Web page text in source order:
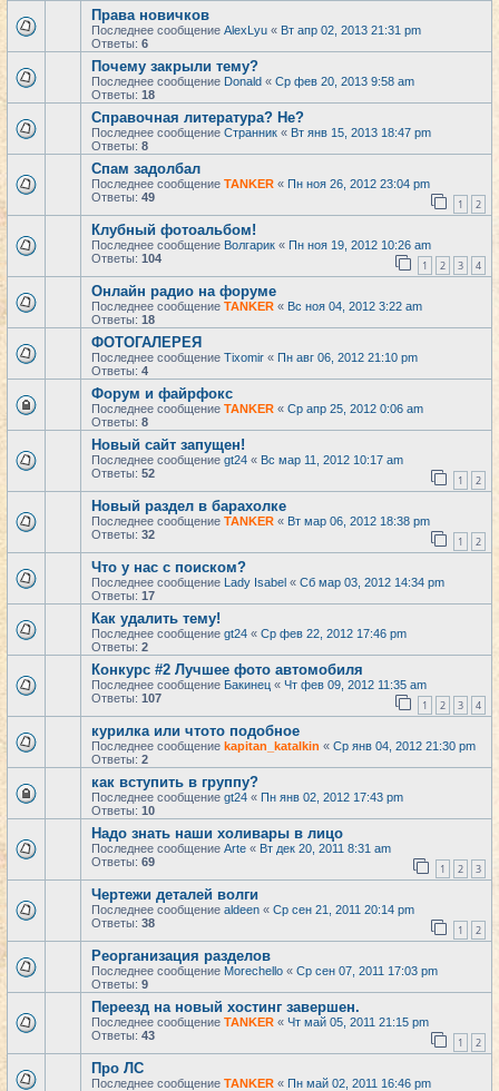
Права новичков
Последнее сообщение AlexLyu « Вт апр 02, 2013 21:31 pm
Ответы: 6
Почему закрыли тему?
Последнее сообщение Donald « Ср фев 20, 2013 9:58 am
Ответы: 18
Справочная литература? Не?
Последнее сообщение Странник « Вт янв 15, 2013 18:47 pm
Ответы: 8
Спам задолбал
Последнее сообщение TANKER « Пн ноя 26, 2012 23:04 pm
Ответы: 49 1 2
Клубный фотоальбом!
Последнее сообщение Волгарик « Пн ноя 19, 2012 10:26 am
Ответы: 104 1 2 3 4
Онлайн радио на форуме
Последнее сообщение TANKER « Вс ноя 04, 2012 3:22 am
Ответы: 18
ФОТОГАЛЕРЕЯ
Последнее сообщение Tixomir « Пн авг 06, 2012 21:10 pm
Ответы: 4
Форум и файрфокс
Последнее сообщение TANKER « Ср апр 25, 2012 0:06 am
Ответы: 8
Новый сайт запущен!
Последнее сообщение gt24 « Вс мар 11, 2012 10:17 am
Ответы: 52 1 2
Новый раздел в барахолке
Последнее сообщение TANKER « Вт мар 06, 2012 18:38 pm
Ответы: 32 1 2
Что у нас с поиском?
Последнее сообщение Lady Isabel « Сб мар 03, 2012 14:34 pm
Ответы: 17
Как удалить тему!
Последнее сообщение gt24 « Ср фев 22, 2012 17:46 pm
Ответы: 2
Конкурс #2 Лучшее фото автомобиля
Последнее сообщение Бакинец « Чт фев 09, 2012 11:35 am
Ответы: 107 1 2 3 4
курилка или чтото подобное
Последнее сообщение kapitan_katalkin « Ср янв 04, 2012 21:30 pm
Ответы: 2
как вступить в группу?
Последнее сообщение gt24 « Пн янв 02, 2012 17:43 pm
Ответы: 10
Надо знать наши холивары в лицо
Последнее сообщение Arte « Вт дек 20, 2011 8:31 am
Ответы: 69 1 2 3
Чертежи деталей волги
Последнее сообщение aldeen « Ср сен 21, 2011 20:14 pm
Ответы: 38 1 2
Реорганизация разделов
Последнее сообщение Morechello « Ср сен 07, 2011 17:03 pm
Ответы: 9
Переезд на новый хостинг завершен.
Последнее сообщение TANKER « Чт май 05, 2011 21:15 pm
Ответы: 43 1 2
Про ЛС
Последнее сообщение TANKER « Пн май 02, 2011 16:46 pm